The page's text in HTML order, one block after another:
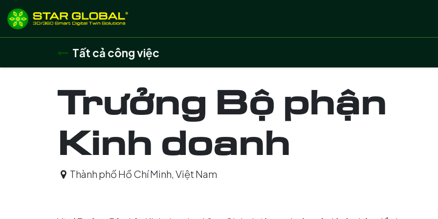
Tất cả công việc
Trưởng Bộ phận
Kinh doanh
Thành phố Hồ Chí Minh, Việt Nam